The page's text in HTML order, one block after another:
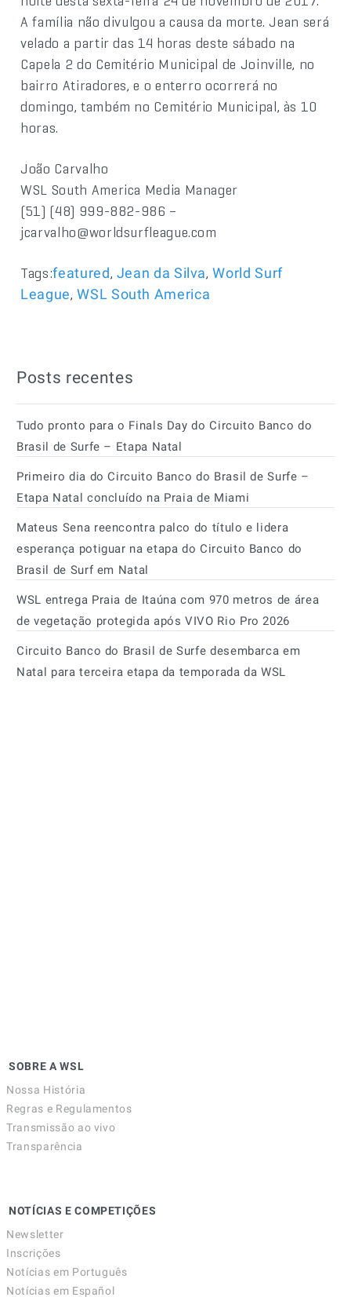
A família não divulgou a causa da morte. Jean será
velado a partir das 14 horas deste sábado na
Capela 2 do Cemitério Municipal de Joinville, no
bairro Atiradores, e o enterro ocorrerá no
domingo, também no Cemitério Municipal, às 10
horas.
João Carvalho
WSL South America Media Manager
(51) (48) 999-882-986 –
jcarvalho@worldsurfleague.com
Tags:featured, Jean da Silva,World Surf
League,WSL South America
Posts recentes
Tudo pronto para o Finals Day do Circuito Banco do
Brasil de Surfe – Etapa Natal
Primeiro dia do Circuito Banco do Brasil de Surfe –
Etapa Natal concluído na Praia de Miami
Mateus Sena reencontra palco do título e lidera
esperança potiguar na etapa do Circuito Banco do
Brasil de Surf em Natal
WSL entrega Praia de Itaúna com 970 metros de área
de vegetação protegida após VIVO Rio Pro 2026
Circuito Banco do Brasil de Surfe desembarca em
Natal para terceira etapa da temporada da WSL
SOBRE A WSL
Nossa História
Regras e Regulamentos
Transmissão ao vivo
Transparência
NOTÍCIAS E COMPETIÇÕES
Newsletter
Inscrições
Notícias em Português
Notícias em Español